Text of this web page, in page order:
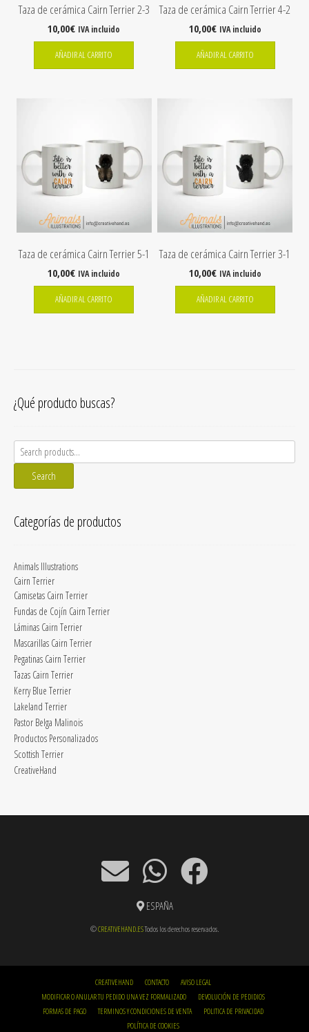
Taza de cerámica Cairn Terrier 2-3
10,00€ IVA incluido
AÑADIR AL CARRITO
Taza de cerámica Cairn Terrier 4-2
10,00€ IVA incluido
AÑADIR AL CARRITO
Taza de cerámica Cairn Terrier 5-1
10,00€ IVA incluido
AÑADIR AL CARRITO
Taza de cerámica Cairn Terrier 3-1
10,00€ IVA incluido
AÑADIR AL CARRITO
¿Qué producto buscas?
Search
for:
Search
Categorías de productos
Animals Illustrations
Cairn Terrier
Camisetas Cairn Terrier
Fundas de Cojín Cairn Terrier
Láminas Cairn Terrier
Mascarillas Cairn Terrier
Pegatinas Cairn Terrier
Tazas Cairn Terrier
Kerry Blue Terrier
Lakeland Terrier
Pastor Belga Malinois
Productos Personalizados
Scottish Terrier
CreativeHand
ESPAÑA
©CREATIVEHAND.ESTodos los derechos reservados.
CREATIVEHAND CONTACTO
AVISO LEGAL
MODIFICAR O ANULAR TU PEDIDO UNA VEZ FORMALIZADO
DEVOLUCIÓN DE PEDIDIOS
FORMAS DE PAGO
TERMINOS Y CONDICIONES DE VENTA
POLITICA DE PRIVACIDAD
POLÍTICA DE COOKIES